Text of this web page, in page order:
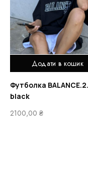
Додати в кошик
Футболка
black
2100,00 ₴